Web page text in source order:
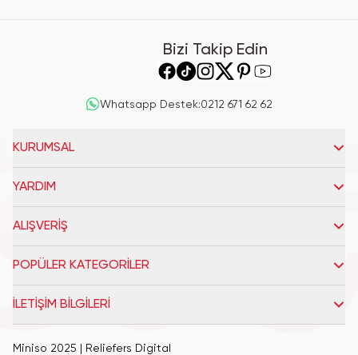
Bizi Takip Edin
Whatsapp Destek:0212 671 62 62
KURUMSAL
YARDIM
ALIŞVERİŞ
POPÜLER KATEGORİLER
İLETİŞİM BİLGİLERİ
Miniso 2025 | Reliefers Digital